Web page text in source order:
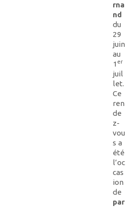
rna
nd
du
29
juin
au
1 er
juil
let.
Ce
ren
de
z-
vou
s a
été
l’oc
cas
ion
de
par